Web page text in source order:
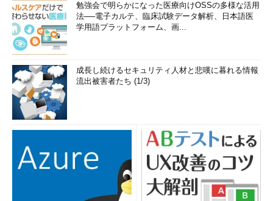
勉強会で明らかになった医療向けOSSの多様な活用
法──電子カルテ、臨床試験データ解析、日本語医
学用語プラットフォーム、画...
成長し続けるセキュリティ人材と悲嘆に暮れる情報
流出被害者たち (1/3)